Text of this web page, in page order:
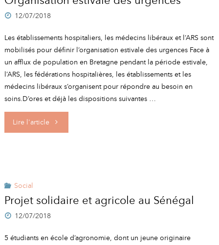
12/07/2018
Les établissements hospitaliers, les médecins libéraux et l’ARS sont
mobilisés pour définir l’organisation estivale des urgences Face à
un afflux de population en Bretagne pendant la période estivale,
l’ARS, les fédérations hospitalières, les établissements et les
médecins libéraux s’organisent pour répondre au besoin en
soins.D’ores et déjà les dispositions suivantes …
Lire l'article"Organisation
Social
Projet solidaire et agricole au Sénégal
12/07/2018
5 étudiants en école d’agronomie, dont un jeune originaire